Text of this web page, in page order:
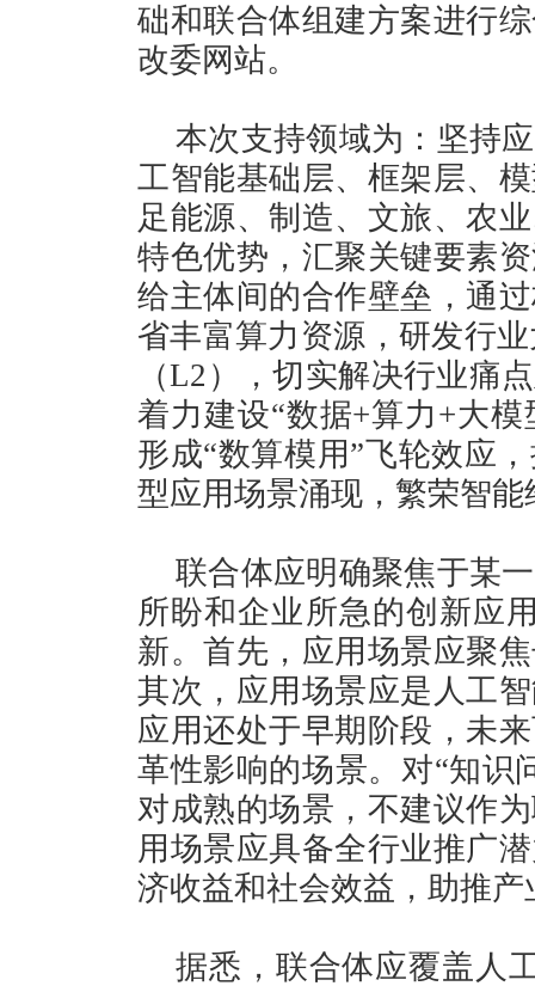
础和联合体组建方案进行
改委网站。
本次支持领域为：坚持
工智能基础层、框架层、
足能源、制造、文旅、农
特色优势，汇聚关键要素
给主体间的合作壁垒，通
省丰富算力资源，研发行
（L2），切实解决行业痛
着力建设“数据+算力+大
形成“数算模用”飞轮效应
型应用场景涌现，繁荣智能
联合体应明确聚焦于某
所盼和企业所急的创新应
新。首先，应用场景应聚
其次，应用场景应是人工
应用还处于早期阶段，未
革性影响的场景。对“知识
对成熟的场景，不建议作
用场景应具备全行业推广
济收益和社会效益，助推
据悉，联合体应覆盖人